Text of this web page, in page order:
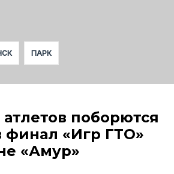
ПАРК
поборются
финал «Игр ГТО»
«Амур»